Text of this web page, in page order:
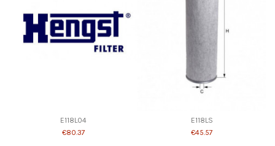
E118L04
€80.37
E118LS
€45.57